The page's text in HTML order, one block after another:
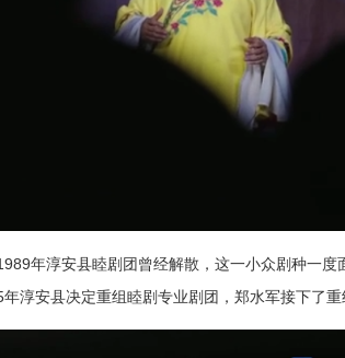
年淳安县睦剧团曾经解散，这一小众剧种一度
淳安县决定重组睦剧专业剧团，郑水军接下了重